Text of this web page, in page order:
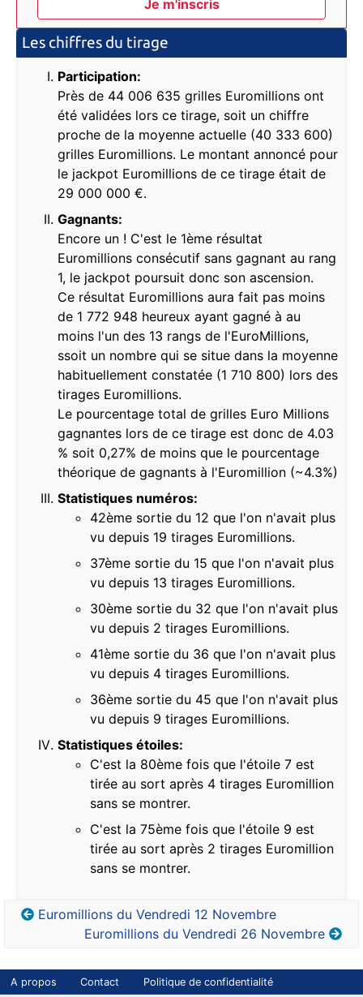
Les chiffres du tirage
Participation:
Près de 44 006 635 grilles Euromillions ont
été validées lors ce tirage, soit un chiffre
proche de la moyenne actuelle (40 333 600)
grilles Euromillions. Le montant annoncé pour
le jackpot Euromillions de ce tirage était de
29 000 000 €.
Gagnants:
Encore un ! C'est le 1ème résultat
Euromillions consécutif sans gagnant au rang
1, le jackpot poursuit donc son ascension.
Ce résultat Euromillions aura fait pas moins
de 1 772 948 heureux ayant gagné à au
moins l'un des 13 rangs de l'EuroMillions,
ssoit un nombre qui se situe dans la moyenne
habituellement constatée (1 710 800) lors des
tirages Euromillions.
Le pourcentage total de grilles Euro Millions
gagnantes lors de ce tirage est donc de 4.03
% soit 0,27% de moins que le pourcentage
théorique de gagnants à l'Euromillion (~4.3%)
Statistiques numéros:
42ème sortie du 12 que l'on n'avait plus
vu depuis 19 tirages Euromillions.
37ème sortie du 15 que l'on n'avait plus
vu depuis 13 tirages Euromillions.
30ème sortie du 32 que l'on n'avait plus
vu depuis 2 tirages Euromillions.
41ème sortie du 36 que l'on n'avait plus
vu depuis 4 tirages Euromillions.
36ème sortie du 45 que l'on n'avait plus
vu depuis 9 tirages Euromillions.
Statistiques étoiles:
C'est la 80ème fois que l'étoile 7 est
tirée au sort après 4 tirages Euromillion
sans se montrer.
C'est la 75ème fois que l'étoile 9 est
tirée au sort après 2 tirages Euromillion
sans se montrer.
Euromillions du Vendredi 12 Novembre
Euromillions du Vendredi 26 Novembre
A propos Contact Politique de confidentialité